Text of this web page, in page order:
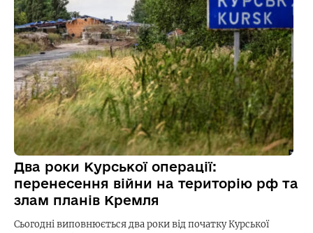
Два роки Курської операції:
перенесення війни на територію рф та
злам планів Кремля
Сьогодні виповнюється два роки від початку Курської